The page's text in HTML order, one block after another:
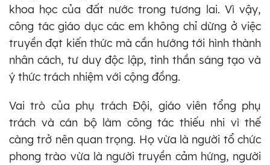
khoa học của đất nước trong tương lai. Vì vậy,
công tác giáo dục các em không chỉ dừng ở việc
truyền đạt kiến thức mà cần hướng tới hình thành
nhân cách, tư duy độc lập, tinh thần sáng tạo và
ý thức trách nhiệm với cộng đồng.
Vai trò của phụ trách Đội, giáo viên tổng phụ
trách và cán bộ làm công tác thiếu nhi vì thế
càng trở nên quan trọng. Họ vừa là người tổ chức
phong trào vừa là người truyền cảm hứng, người